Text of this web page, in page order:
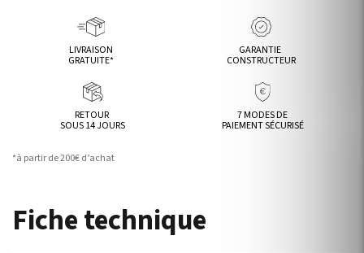
LIVRAISON
GRATUITE*
GARANTIE
CONSTRUCTEUR
RETOUR
SOUS 14 JOURS
7 MODES DE
PAIEMENT SÉCURISÉ
*à partir de 200€ d’achat
Fiche technique